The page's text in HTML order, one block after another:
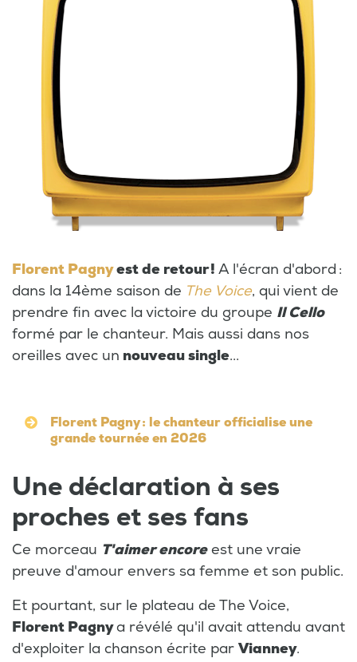
Florent Pagnyest de retour ! A l'écran d'abord :
dans la 14ème saison de The Voice, qui vient de
prendre fin avec la victoire du groupe Il Cello
formé par le chanteur. Mais aussi dans nos
oreilles avec un nouveau single...
Florent Pagny : le chanteur officialise une
grande tournée en 2026
Une déclaration à ses
proches et ses fans
Ce morceau T'aimer encoreest une vraie
preuve d'amour envers sa femme et son public.
Et pourtant, sur le plateau de The Voice,
Florent Pagnya révélé qu'il avait attendu avant
d'exploiter la chanson écrite par Vianney.